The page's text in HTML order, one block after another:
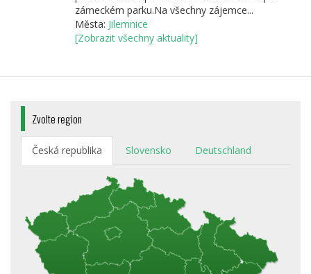
zámeckém parku.Na všechny zájemce...
Města: Jilemnice
[Zobrazit všechny aktuality]
Zvolte region
Česká republika Slovensko Deutschland